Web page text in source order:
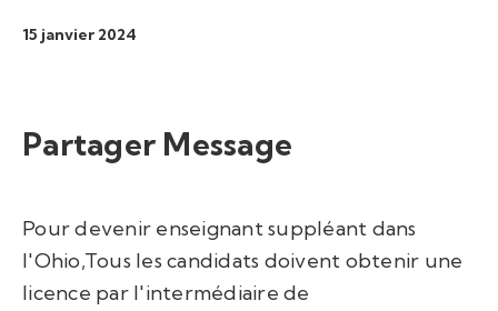
15 janvier 2024
Partager Message
Pour devenir enseignant suppléant dans
l'Ohio,Tous les candidats doivent obtenir une
licence par l'intermédiaire de